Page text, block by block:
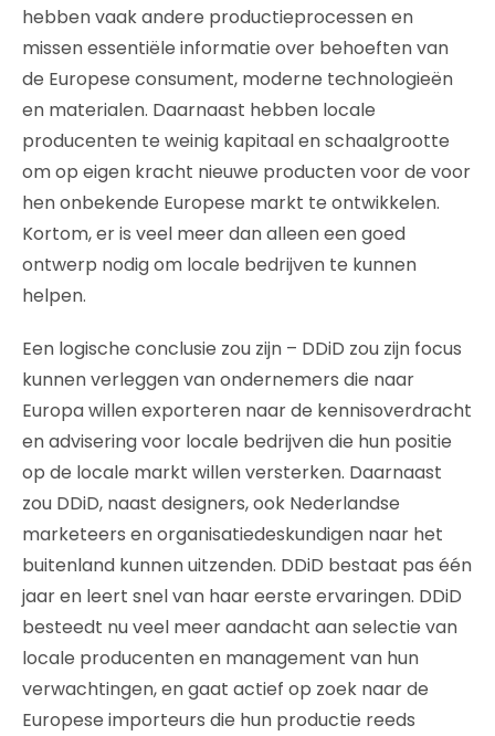
hebben vaak andere productieprocessen en
missen essentiële informatie over behoeften van
de Europese consument, moderne technologieën
en materialen. Daarnaast hebben locale
producenten te weinig kapitaal en schaalgrootte
om op eigen kracht nieuwe producten voor de voor
hen onbekende Europese markt te ontwikkelen.
Kortom, er is veel meer dan alleen een goed
ontwerp nodig om locale bedrijven te kunnen
helpen.
Een logische conclusie zou zijn – DDiD zou zijn focus
kunnen verleggen van ondernemers die naar
Europa willen exporteren naar de kennisoverdracht
en advisering voor locale bedrijven die hun positie
op de locale markt willen versterken. Daarnaast
zou DDiD, naast designers, ook Nederlandse
marketeers en organisatiedeskundigen naar het
buitenland kunnen uitzenden. DDiD bestaat pas één
jaar en leert snel van haar eerste ervaringen. DDiD
besteedt nu veel meer aandacht aan selectie van
locale producenten en management van hun
verwachtingen, en gaat actief op zoek naar de
Europese importeurs die hun productie reeds